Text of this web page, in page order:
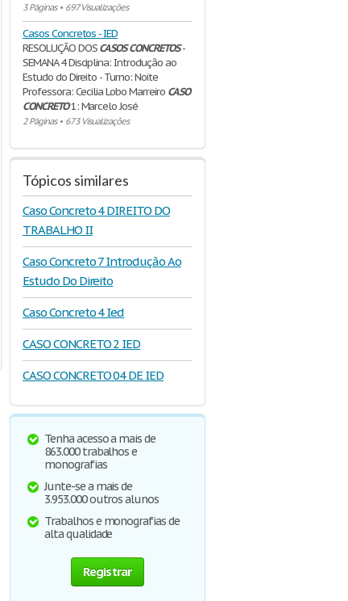
3 Páginas• 697 Visualizações
Casos Concretos - IED
RESOLUÇÃO DOSCASOS CONCRETOS-
SEMANA 4 Disciplina: Introdução ao
Estudo do Direito - Turno: Noite
Professora: Cecilia Lobo Marreiro CASO
CONCRETO1: Marcelo José
2 Páginas• 673 Visualizações
Tópicos similares
Caso Concreto 4 DIREITO DO
TRABALHO II
Caso Concreto 7 Introdução Ao
Estudo Do Direito
Caso Concreto 4 Ied
CASO CONCRETO 2 IED
CASO CONCRETO 04 DE IED
Tenha acesso a mais de
863.000 trabalhos e
monografias
Junte-se a mais de
3.953.000 outros alunos
Trabalhos e monografias de
alta qualidade
Registrar